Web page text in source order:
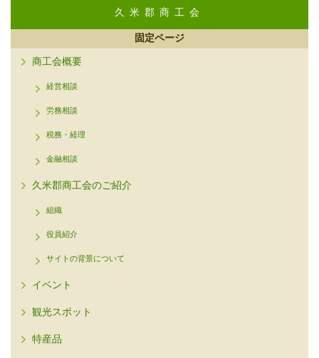
久米郡商工会
固定ページ
商工会概要
経営相談
労務相談
税務・経理
金融相談
久米郡商工会のご紹介
組織
役員紹介
サイトの背景について
イベント
観光スポット
特産品